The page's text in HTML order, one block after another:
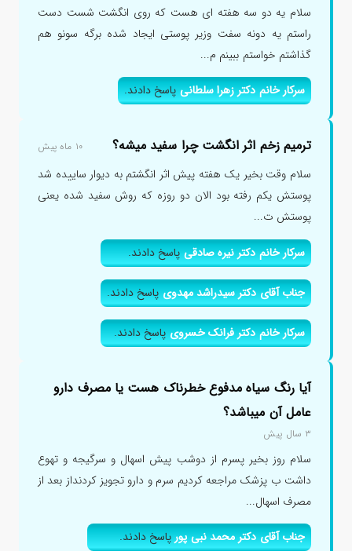
سلام یه دو سه هفته ای هست که روی انگشت شست دست
راستم یه دونه سفت وزیر پوستی ایجاد شده برگه سونو هم
گذاشتم خواستم ببینم م...
سرکار خانم دکتر زهرا سلطانیپاسخ دادند.
ترمیم زخم اثر انگشت چرا سفید میشه؟ ۱۰ ماه پیش
سلام وقت بخیر یک هفته پیش اثر انگشتم به دیوار ساییده شد
پوستش یکم رفته بود الان دو روزه که روش سفید شده یعنی
پوستش ت...
سرکار خانم دکتر نیره صادقیپاسخ دادند.
جناب آقای دکتر سیدراشد مهدویپاسخ دادند.
سرکار خانم دکتر فرانک خسرویپاسخ دادند.
آیا رنگ سیاه مدفوع خطرناک هست یا مصرف دارو
عامل آن میباشد؟
۳ سال پیش
سلام روز بخیر پسرم از دوشب پیش اسهال و سرگیجه و تهوع
داشت ب پزشک مراجعه کردیم سرم و دارو تجویز کردنداز بعد از
مصرف اسهال...
جناب آقای دکتر محمد نبی پورپاسخ دادند.